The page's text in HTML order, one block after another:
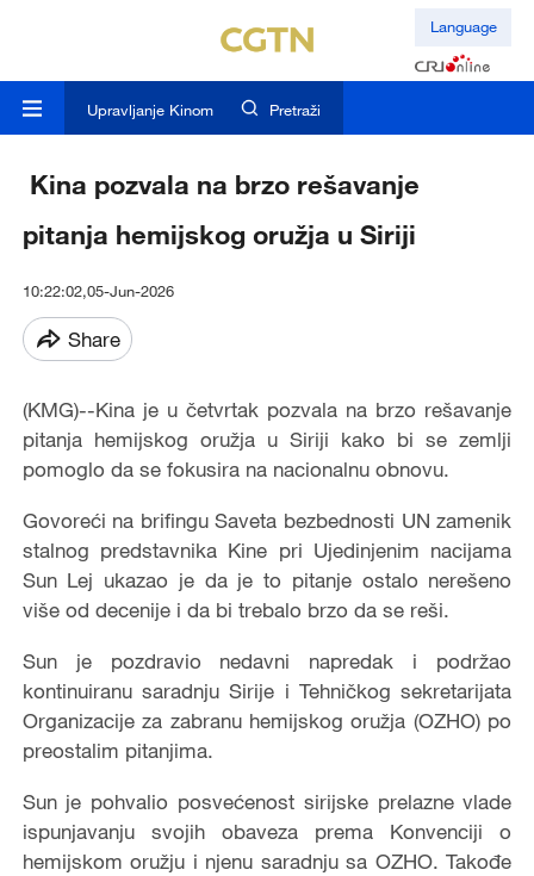
Language
Upravljanje Kinom Pretraži
Kina pozvala na brzo rešavanje
pitanja hemijskog oružja u Siriji
10:22:02,05-Jun-2026
Share
(KMG)--Kina je u četvrtak pozvala na brzo rešavanje
pitanja hemijskog oružja u Siriji kako bi se zemlji
pomoglo da se fokusira na nacionalnu obnovu.
Govoreći na brifingu Saveta bezbednosti UN zamenik
stalnog predstavnika Kine pri Ujedinjenim nacijama
Sun Lej ukazao je da je to pitanje ostalo nerešeno
više od decenije i da bi trebalo brzo da se reši.
Sun je pozdravio nedavni napredak i podržao
kontinuiranu saradnju Sirije i Tehničkog sekretarijata
Organizacije za zabranu hemijskog oružja (OZHO) po
preostalim pitanjima.
Sun je pohvalio posvećenost sirijske prelazne vlade
ispunjavanju svojih obaveza prema Konvenciji o
hemijskom oružju i njenu saradnju sa OZHO. Takođe